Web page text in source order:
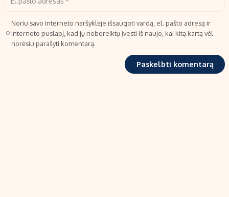
Noriu savo interneto naršyklėje išsaugoti vardą, el. pašto adresą ir
interneto puslapį, kad jų nebereiktų įvesti iš naujo, kai kitą kartą vėl
norėsiu parašyti komentarą.